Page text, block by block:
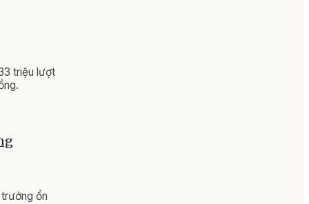
triệu lượt
ổn